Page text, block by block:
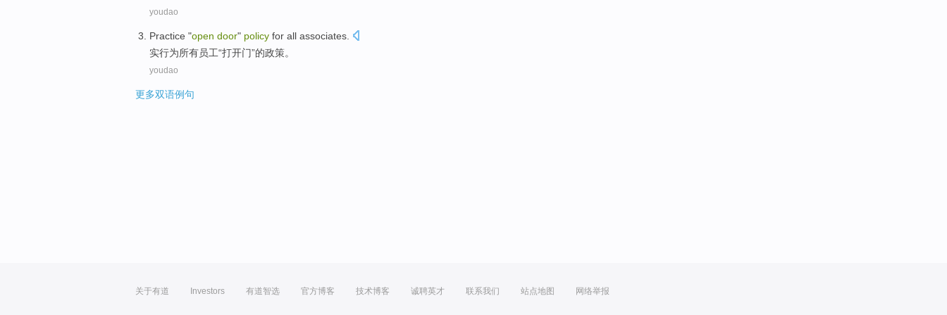
youdao
Practice "open door" policy for all associates
实行为所有员工“打开门”的政策。
youdao
更多双语例句
关于有道 Investors 有道智选 官方博客 技术博客 诚聘英才 联系我们 站点地图 网络举报